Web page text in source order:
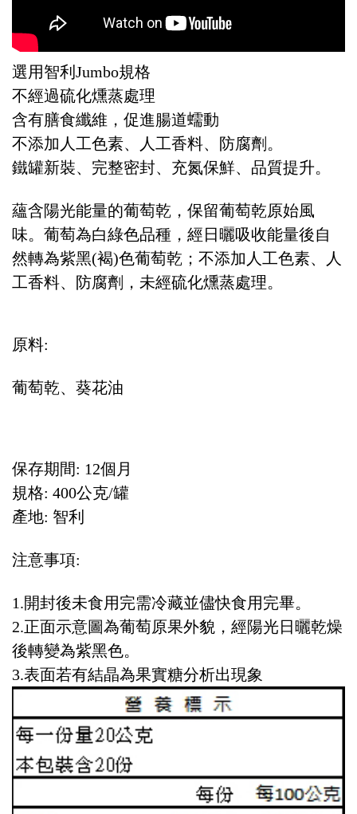
選用智利Jumbo規格
不經過硫化燻蒸處理
含有膳食纖維，促進腸道蠕動
不添加人工色素、人工香料、防腐劑。
鐵罐新裝、完整密封、充氮保鮮、品質提升。
蘊含陽光能量的葡萄乾，保留葡萄乾原始風
味。葡萄為白綠色品種，經日曬吸收能量後自
然轉為紫黑(褐)色葡萄乾；不添加人工色素、人
工香料、防腐劑，未經硫化燻蒸處理。
原料:
葡萄乾、葵花油
保存期間: 12個月
規格: 400公克/罐
產地: 智利
注意事項:
1.開封後未食用完需冷藏並儘快食用完畢。
2.正面示意圖為葡萄原果外貌，經陽光日曬乾燥
後轉變為紫黑色。
3.表面若有結晶為果實糖分析出現象